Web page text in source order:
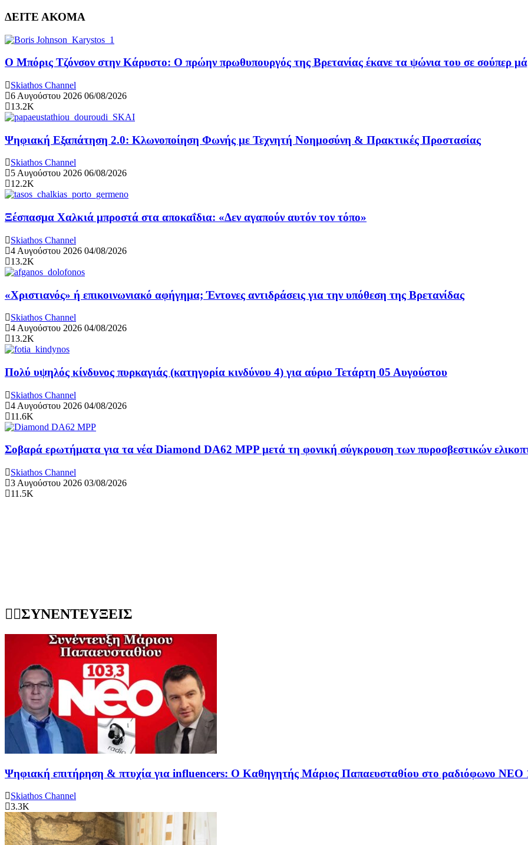
ΔΕΙΤΕ ΑΚΟΜΑ
Ο Μπόρις Τζόνσον στην Κάρυστο: Ο πρώην πρωθυπουργός της Βρετανίας έκανε τα ψώνια του σε σούπερ
Skiathos Channel
6 Αυγούστου 2026 06/08/2026
13.2K
Ψηφιακή Εξαπάτηση 2.0: Κλωνοποίηση Φωνής με Τεχνητή Νοημοσύνη & Πρακτικές Προστασίας
Skiathos Channel
5 Αυγούστου 2026 06/08/2026
12.2K
Ξέσπασμα Χαλκιά μπροστά στα αποκαΐδια: «Δεν αγαπούν αυτόν τον τόπο»
Skiathos Channel
4 Αυγούστου 2026 04/08/2026
13.2K
«Χριστιανός» ή επικοινωνιακό αφήγημα; Έντονες αντιδράσεις για την υπόθεση της Βρετανίδας
Skiathos Channel
4 Αυγούστου 2026 04/08/2026
13.2K
Πολύ υψηλός κίνδυνος πυρκαγιάς (κατηγορία κινδύνου 4) για αύριο Τετάρτη 05 Αυγούστου
Skiathos Channel
4 Αυγούστου 2026 04/08/2026
11.6K
Σοβαρά ερωτήματα για τα νέα Diamond DA62 MPP μετά τη φονική σύγκρουση των πυροσβεστικών
Skiathos Channel
3 Αυγούστου 2026 03/08/2026
11.5K
ΣΥΝΕΝΤΕΥΞΕΙΣ
Ψηφιακή επιτήρηση & πτυχία για influencers: Ο Καθηγητής Μάριος Παπαευσταθίου στο ραδιόφωνο NEO
Skiathos Channel
3.3K